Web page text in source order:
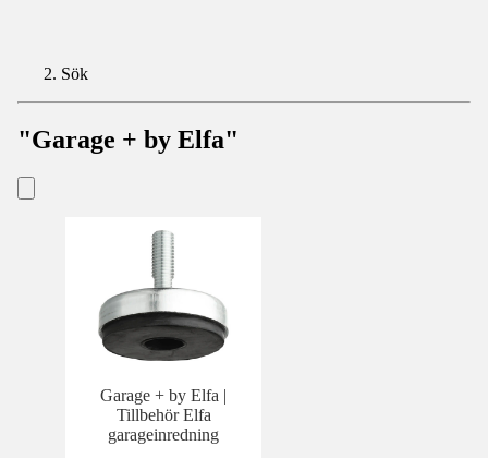
Sök
"Garage + by Elfa"
Garage + by Elfa |
Tillbehör Elfa
garageinredning